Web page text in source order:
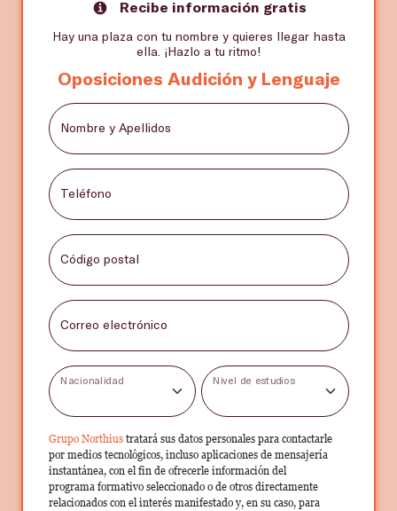
Recibe información gratis
Hay una plaza con tu nombre y quieres llegar hasta
ella. ¡Hazlo a tu ritmo!
Oposiciones Audición y Lenguaje
Nombre y Apellidos
Teléfono
Código postal
Correo electrónico
Nacionalidad Nivel de estudios
Grupo Northius tratará sus datos personales para contactarle
por medios tecnológicos, incluso aplicaciones de mensajería
instantánea, con el fin de ofrecerle información del
programa formativo seleccionado o de otros directamente
relacionados con el interés manifestado y, en su caso, para